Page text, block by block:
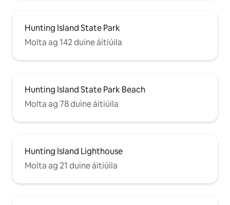
Hunting Island State Park
Molta ag 142 duine áitiúila
Hunting Island State Park Beach
Molta ag 78 duine áitiúila
Hunting Island Lighthouse
Molta ag 21 duine áitiúila